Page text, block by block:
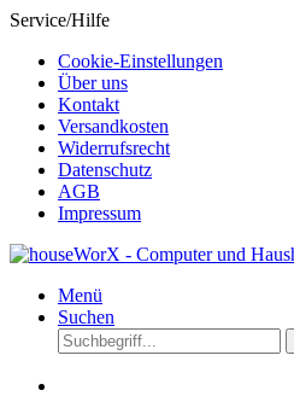
Service/Hilfe
Cookie-Einstellungen
Über uns
Kontakt
Versandkosten
Widerrufsrecht
Datenschutz
AGB
Impressum
Menü
Suchen